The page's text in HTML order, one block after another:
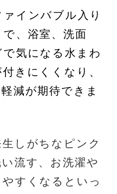
インバブル入り
、浴室、洗面
気になる水まわ
きにくくなり、
減が期待できま
しがちなピンク
流す、お洗濯や
すくなるといっ